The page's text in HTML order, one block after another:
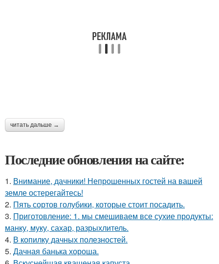
читать дальше →
Последние обновления на сайте:
1. Внимание, дачники! Непрошенных гостей на вашей
земле остерегайтесь!
2. Пять сортов голубики, которые стоит посадить.
3. Приготовление: 1. мы смешиваем все сухие продукты:
манку, муку, сахар, разрыхлитель.
4. В копилку дачных полезностей.
5. Дачная банька хороша.